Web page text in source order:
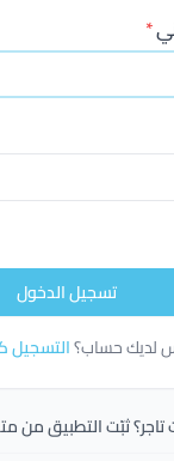
*
تسجيل الدخول
لديك حساب؟
ثبّت التطبيق من